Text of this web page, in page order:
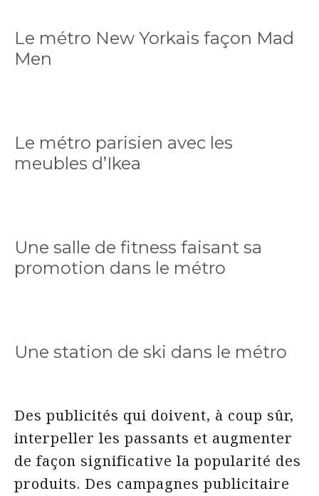
Le métro New Yorkais façon Mad
Men
Le métro parisien avec les
meubles d’Ikea
Une salle de fitness faisant sa
promotion dans le métro
Une station de ski dans le métro
Des publicités qui doivent, à coup sûr,
interpeller les passants et augmenter
de façon significative la popularité des
produits. Des campagnes publicitaire